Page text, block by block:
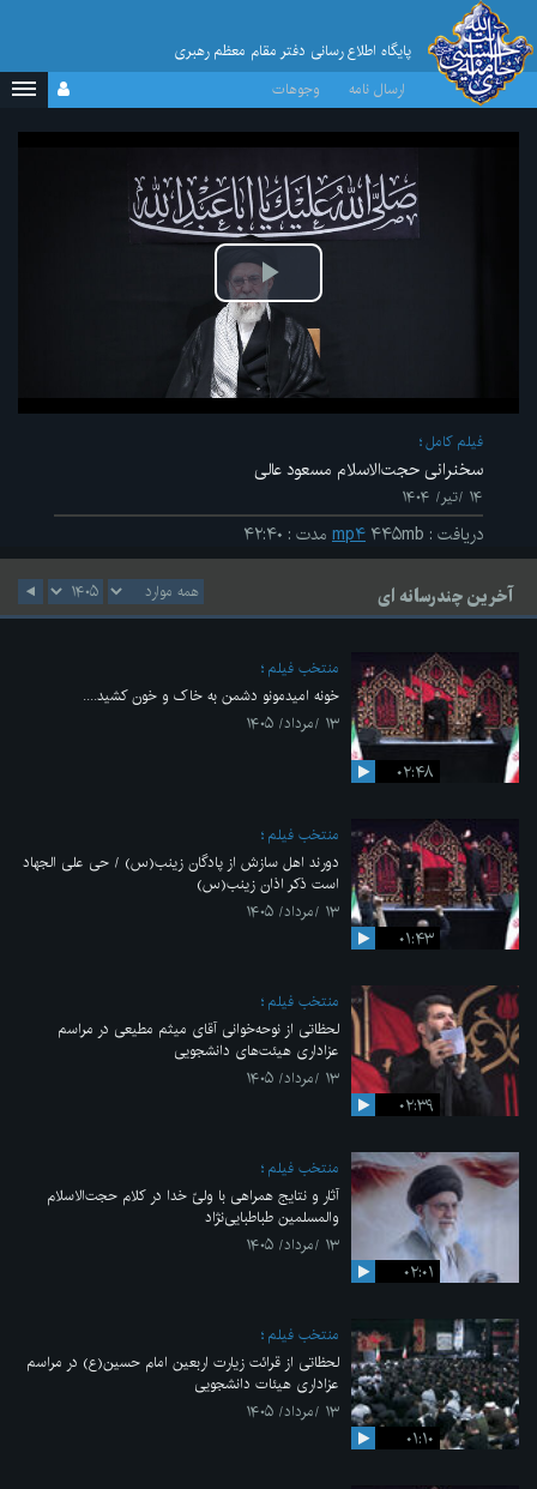
پایگاه اطلاع رسانی دفتر مقام معظم رهبری
ارسال نامه
وجوهات
پخش
ویدیو
فیلم کامل
سخنرانی حجت‌الاسلام مسعود عالی
۱۴ /تیر/ ۱۴۰۴
دریافت : mp۴ ۴۴۵mb مدت : ۴۲:۴۰
آخرین چندرسانه ای
۰۲:۴۸
منتخب فیلم
خونه امیدمونو دشمن به خاک و خون کشید....
۱۳ /مرداد/ ۱۴۰۵
۰۱:۴۳
منتخب فیلم
دورند اهل سازش از پادگان زینب(س) / حی علی الجهاد
است ذکر اذان زینب(س)
۱۳ /مرداد/ ۱۴۰۵
۰۲:۳۹
منتخب فیلم
لحظاتی از نوحه‌خوانی آقای میثم مطیعی در مراسم
عزاداری هیئت‌های دانشجویی
۱۳ /مرداد/ ۱۴۰۵
۰۲:۰۱
منتخب فیلم
آثار و نتایج همراهی با ولیّ خدا در کلام حجت‌الاسلام
والمسلمین طباطبایی‌نژاد
۱۳ /مرداد/ ۱۴۰۵
۰۱:۱۰
منتخب فیلم
لحظاتی از قرائت زیارت اربعین امام حسین(ع) در مراسم
عزاداری هیئات دانشجویی
۱۳ /مرداد/ ۱۴۰۵